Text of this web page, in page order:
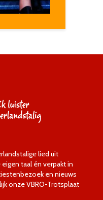
lied uit
taal én verpakt in
en nieuws
onze VBRO-Trotsplaat